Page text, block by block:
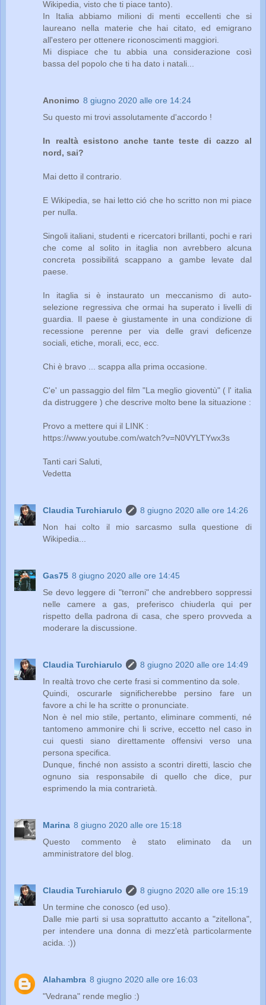
Wikipedia, visto che ti piace tanto).
In Italia abbiamo milioni di menti eccellenti che si
laureano nella materie che hai citato, ed emigrano
all'estero per ottenere riconoscimenti maggiori.
Mi dispiace che tu abbia una considerazione così
bassa del popolo che ti ha dato i natali...
Anonimo 8 giugno 2020 alle ore 14:24
Su questo mi trovi assolutamente d'accordo !
In realtà esistono anche tante teste di cazzo al
nord, sai?
Mai detto il contrario.
E Wikipedia, se hai letto ció che ho scritto non mi piace
per nulla.
Singoli italiani, studenti e ricercatori brillanti, pochi e rari
che come al solito in itaglia non avrebbero alcuna
concreta possibilitá scappano a gambe levate dal
paese.
In itaglia si è instaurato un meccanismo di auto-
selezione regressiva che ormai ha superato i livelli di
guardia. Il paese è giustamente in una condizione di
recessione perenne per via delle gravi deficenze
sociali, etiche, morali, ecc, ecc.
Chi è bravo ... scappa alla prima occasione.
C'e' un passaggio del film "La meglio gioventù" ( l' italia
da distruggere ) che descrive molto bene la situazione :
Provo a mettere qui il LINK :
https://www.youtube.com/watch?v=N0VYLTYwx3s
Tanti cari Saluti,
Vedetta
Claudia Turchiarulo
8 giugno 2020 alle ore 14:26
Non hai colto il mio sarcasmo sulla questione di
Wikipedia...
Gas75 8 giugno 2020 alle ore 14:45
Se devo leggere di "terroni" che andrebbero soppressi
nelle camere a gas, preferisco chiuderla qui per
rispetto della padrona di casa, che spero provveda a
moderare la discussione.
Claudia Turchiarulo
8 giugno 2020 alle ore 14:49
In realtà trovo che certe frasi si commentino da sole.
Quindi, oscurarle significherebbe persino fare un
favore a chi le ha scritte o pronunciate.
Non è nel mio stile, pertanto, eliminare commenti, né
tantomeno ammonire chi li scrive, eccetto nel caso in
cui questi siano direttamente offensivi verso una
persona specifica.
Dunque, finché non assisto a scontri diretti, lascio che
ognuno sia responsabile di quello che dice, pur
esprimendo la mia contrarietà.
Marina 8 giugno 2020 alle ore 15:18
Questo commento è stato eliminato da un
amministratore del blog.
Claudia Turchiarulo
8 giugno 2020 alle ore 15:19
Un termine che conosco (ed uso).
Dalle mie parti si usa soprattutto accanto a "zitellona",
per intendere una donna di mezz'età particolarmente
acida. :))
Alahambra 8 giugno 2020 alle ore 16:03
"Vedrana" rende meglio :)